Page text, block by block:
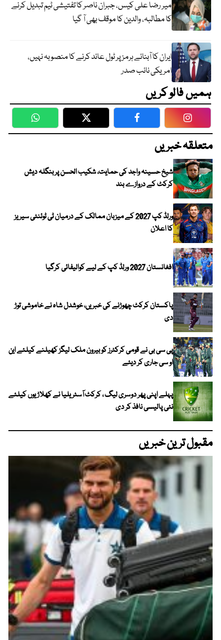
میر رضا علی کیس، جبران ناصر کا تفتیشی ٹیم تبدیل کرنے
کا مطالبہ، والدین کا موقف بھی آ گیا
ایران کا آبنائے ہرمز پر ٹول عائد کرنے کا منصوبہ نہیں،
امریکی نائب صدر
ہمیں فالو کریں
WhatsApp Twitter Facebook
متعلقہ خبریں
شیخ حسینہ واجد کی حمایت، شکیب الحسن پر بنگلہ دیش
کرکٹ کے دروازے بند
ورلڈ کپ 2027 کے میزبان ممالک کے درمیان ٹی ٹوئنٹی سیریز
کا اعلان
افغانستان 2027 ورلڈ کپ کے لیے کوالیفائی کرگیا
پاکستان کرکٹ چھوڑنے کی خبریں، خوشدل شاہ نے خاموشی توڑ
دی
پی سی بی نے قومی کرکٹرز کو بیرون ملک لیگز کھیلنے کیلئے این
او سی جاری کر دیئے
پہلے اپنی پھر دوسری لیگ ، کرکٹ آسٹریلیا نے کھلاڑیوں کیلئے
نئی پالیسی نافذ کر دی
مقبول ترین خبریں